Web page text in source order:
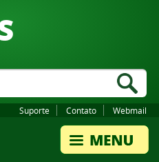
Suporte Contato Webmail